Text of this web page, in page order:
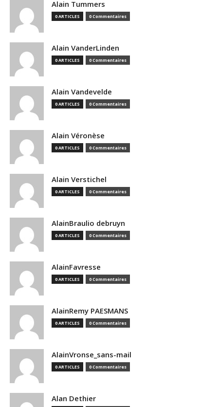
Alain Tummers
0 ARTICLES 0 Commentaires
Alain VanderLinden
0 ARTICLES 0 Commentaires
Alain Vandevelde
0 ARTICLES 0 Commentaires
Alain Véronèse
0 ARTICLES 0 Commentaires
Alain Verstichel
0 ARTICLES 0 Commentaires
AlainBraulio debruyn
0 ARTICLES 0 Commentaires
AlainFavresse
0 ARTICLES 0 Commentaires
AlainRemy PAESMANS
0 ARTICLES 0 Commentaires
AlainVronse_sans-mail
0 ARTICLES 0 Commentaires
Alan Dethier